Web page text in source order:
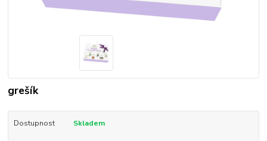
grešík
Dostupnost Skladem